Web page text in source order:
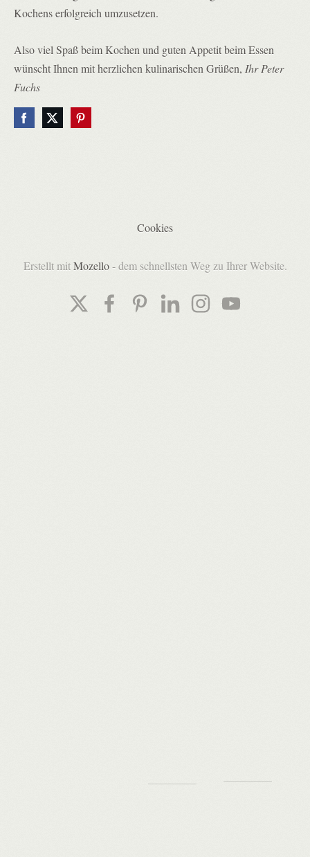
Kochens erfolgreich umzusetzen.
Also viel Spaß beim Kochen und guten Appetit beim Essen
wünscht Ihnen mit herzlichen kulinarischen Grüßen, Ihr Peter
Fuchs
Cookies
Erstellt mitMozello- dem schnellsten Weg zu Ihrer Website.